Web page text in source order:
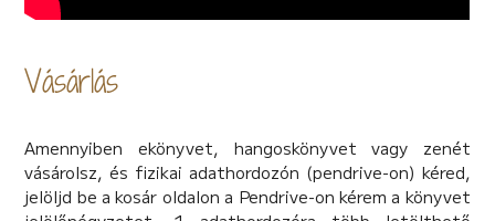
Vásárlás
Amennyiben ekönyvet, hangoskönyvet vagy zenét
vásárolsz, és fizikai adathordozón (pendrive-on) kéred,
jelöljd be a kosár oldalon a Pendrive-on kérem a könyvet